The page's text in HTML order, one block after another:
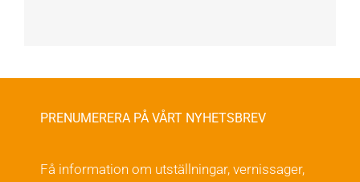
PRENUMERERA PÅ VÅRT NYHETSBREV
Få information om utställningar, vernissager,